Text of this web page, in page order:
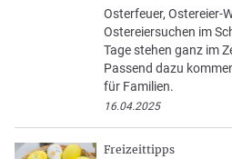
Osterfeuer, Ostereier-
Ostereiersuchen im
Tage stehen ganz im
Passend dazu
für Familien.
16.04.2025
Freizeittipps